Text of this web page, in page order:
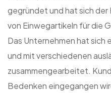
gegründet und hat sich
von Einwegartikeln für die
Das Unternehmen hat
und mit verschiedenen
zusammengearbeitet.
Bedenken eingegangen